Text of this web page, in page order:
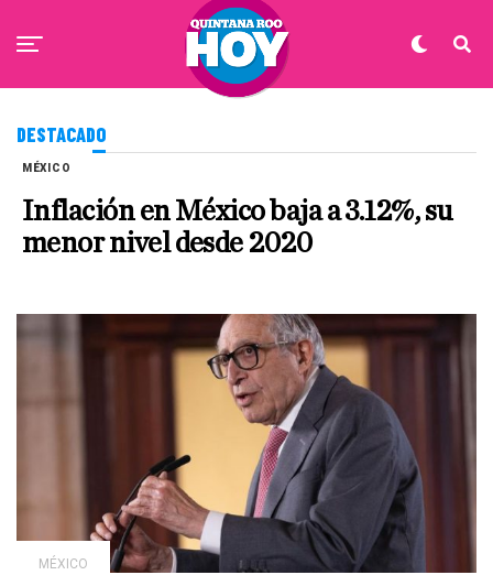
DESTACADO
MÉXICO
Inflación en México baja a 3.12%, su
menor nivel desde 2020
MÉXICO